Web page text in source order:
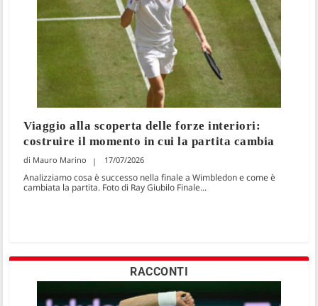
Viaggio alla scoperta delle forze interiori:
costruire il momento in cui la partita cambia
Mauro Marino 17/07/2026
Analizziamo cosa è successo nella finale a Wimbledon e come è
cambiata la partita. Foto di Ray Giubilo Finale...
RACCONTI